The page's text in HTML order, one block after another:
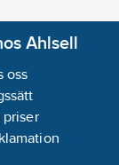
Ahlsell
oss